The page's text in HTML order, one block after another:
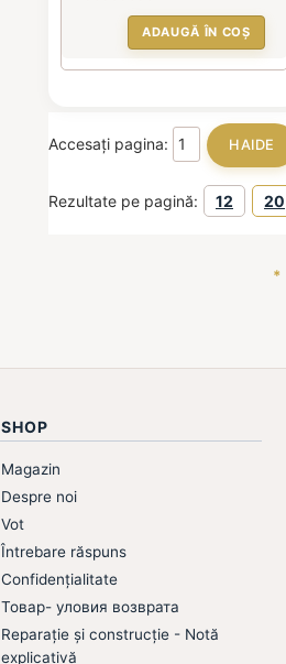
ADAUGĂ ÎN COȘ
Accesați pagina:
Rezultate pe pagină: 12 20
*
SHOP
Magazin
Despre noi
Vot
Întrebare răspuns
Confidențialitate
Товар- уловия возврата
Reparație și construcție - Notă
explicativă